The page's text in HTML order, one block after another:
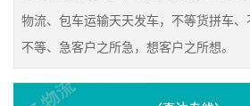
物流、包车运输天天发车，不等货拼车
不等、急客户之所急，想客户之所想。